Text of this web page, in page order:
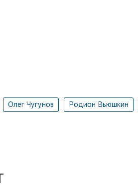
Олег Чугунов Родион Вьюшкин